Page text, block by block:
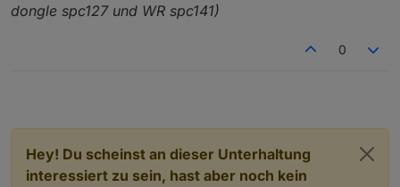
dongle spc127 und WR spc141)
0
Hey! Du scheinst an dieser Unterhaltung
interessiert zu sein, hast aber noch kein